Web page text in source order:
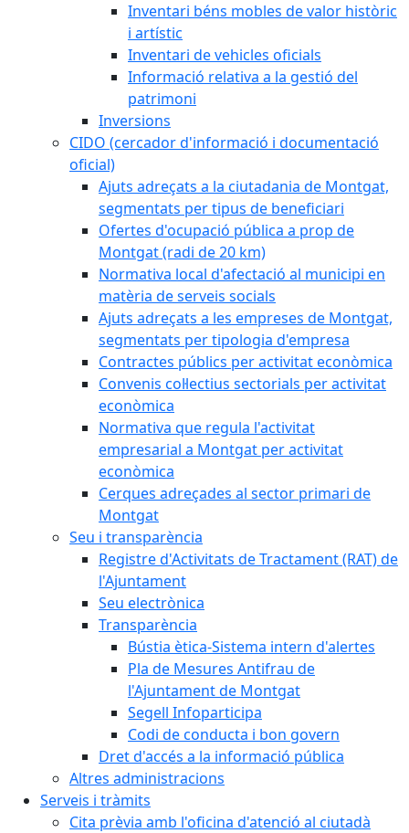
Inventari béns mobles de valor històric
i artístic
Inventari de vehicles oficials
Informació relativa a la gestió del
patrimoni
Inversions
CIDO (cercador d'informació i documentació
oficial)
Ajuts adreçats a la ciutadania de Montgat,
segmentats per tipus de beneficiari
Ofertes d'ocupació pública a prop de
Montgat (radi de 20 km)
Normativa local d'afectació al municipi en
matèria de serveis socials
Ajuts adreçats a les empreses de Montgat,
segmentats per tipologia d'empresa
Contractes públics per activitat econòmica
Convenis col·lectius sectorials per activitat
econòmica
Normativa que regula l'activitat
empresarial a Montgat per activitat
econòmica
Cerques adreçades al sector primari de
Montgat
Seu i transparència
Registre d'Activitats de Tractament (RAT) de
l'Ajuntament
Seu electrònica
Transparència
Bústia ètica-Sistema intern d'alertes
Pla de Mesures Antifrau de
l'Ajuntament de Montgat
Segell Infoparticipa
Codi de conducta i bon govern
Dret d'accés a la informació pública
Altres administracions
Serveis i tràmits
Cita prèvia amb l'oficina d'atenció al ciutadà